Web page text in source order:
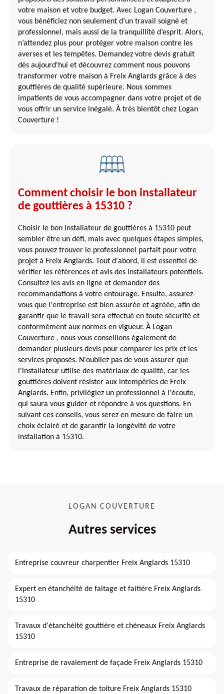
votre maison et votre budget. Avec Logan Couverture ,
vous bénéficiez non seulement d’un travail soigné et
professionnel, mais aussi de la tranquillité d’esprit. Alors,
n’attendez plus pour protéger votre maison contre les
averses et les tempêtes. Demandez votre devis gratuit
dès aujourd'hui et découvrez comment nous pouvons
transformer votre maison à Freix Anglards grâce à des
gouttières de qualité supérieure. Nous sommes
impatients de vous accompagner dans votre projet et de
vous offrir un service inégalé. À très bientôt chez Logan
Couverture !
Comment choisir le bon installateur
de gouttières à 15310 ?
Choisir le bon installateur de gouttières à 15310 peut
sembler être un défi, mais avec quelques étapes simples,
vous pouvez trouver le professionnel parfait pour votre
projet à Freix Anglards. Tout d'abord, il est essentiel de
vérifier les références et avis des installateurs potentiels.
Consultez les avis en ligne et demandez des
recommandations à votre entourage. Ensuite, assurez-
vous que l'entreprise est bien assurée et agréée, afin de
garantir que le travail sera effectué en toute sécurité et
conformément aux normes en vigueur. À Logan
Couverture , nous vous conseillons également de
demander plusieurs devis pour comparer les prix et les
services proposés. N'oubliez pas de vous assurer que
l'installateur utilise des matériaux de qualité, car les
gouttières doivent résister aux intempéries de Freix
Anglards. Enfin, privilégiez un professionnel à l'écoute,
qui saura vous guider et répondre à vos questions. En
suivant ces conseils, vous serez en mesure de faire un
choix éclairé et de garantir la longévité de votre
installation à 15310.
LOGAN COUVERTURE
Autres services
Entreprise couvreur charpentier Freix Anglards 15310
Expert en étanchéité de faitage et faitière Freix Anglards
15310
Travaux d'étanchéité gouttière et chéneaux Freix Anglards
15310
Entreprise de ravalement de façade Freix Anglards 15310
Travaux de réparation de toiture Freix Anglards 15310